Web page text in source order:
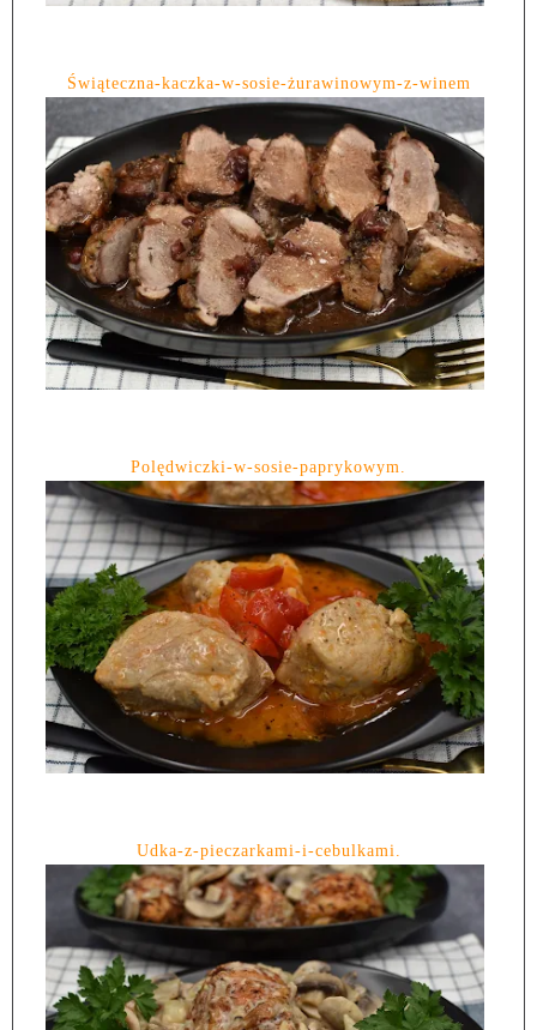
Świąteczna-kaczka-w-sosie-żurawinowym-z-winem
Polędwiczki-w-sosie-paprykowym.
Udka-z-pieczarkami-i-cebulkami.